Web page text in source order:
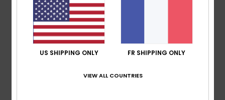
Taille
Trop petit Trop grand
US SHIPPING ONLY FR SHIPPING ONLY
VIEW ALL COUNTRIES